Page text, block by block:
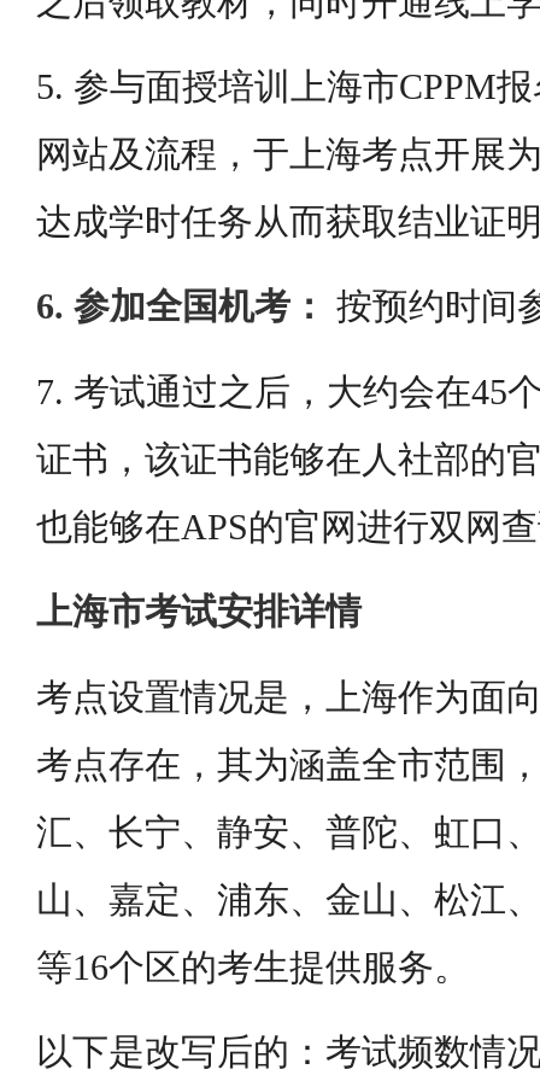
5. 参与面授培训上海市CPPM
网站及流程，于上海考点开展
达成学时任务从而获取结业证
6. 参加全国机考： 按预约时间
7. 考试通过之后，大约会在45
证书，该证书能够在人社部的
也能够在APS的官网进行双网
上海市考试安排详情
考点设置情况是，上海作为面
考点存在，其为涵盖全市范围
汇、长宁、静安、普陀、虹口
山、嘉定、浦东、金山、松江
等16个区的考生提供服务。
以下是改写后的：考试频数情